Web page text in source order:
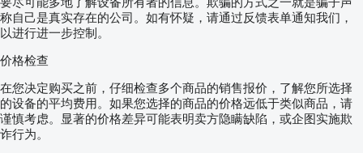
称自己是真实存在的公司。如有怀疑，请通过反馈表单通知我们，
以进行进一步控制。
价格检查
在您决定购买之前，仔细检查多个商品的销售报价，了解您所选择
的设备的平均费用。如果您选择的商品的价格远低于类似商品，请
谨慎考虑。显著的价格差异可能表明卖方隐瞒缺陷，或企图实施欺
诈行为。